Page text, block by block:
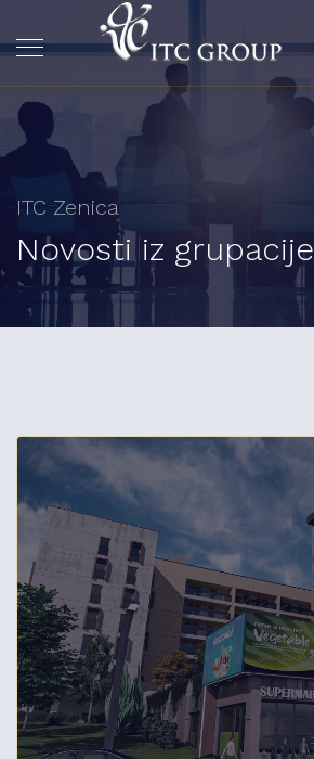
ITC Zenica
Novosti iz grupacije